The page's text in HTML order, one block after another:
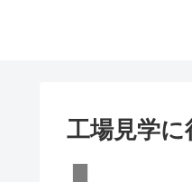
工場見学に